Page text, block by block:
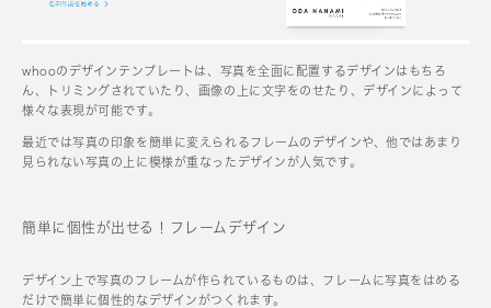
whooのデザインテンプレートは、写真を全面に配置するデザインはもちろ
ん、トリミングされていたり、画像の上に文字をのせたり、デザインによって
様々な表現が可能です。
最近では写真の印象を簡単に変えられるフレームのデザインや、他ではあまり
見られない写真の上に模様が重なったデザインが人気です。
簡単に個性が出せる！フレームデザイン
デザイン上で写真のフレームが作られているものは、フレームに写真をはめる
だけで簡単に個性的なデザインがつくれます。